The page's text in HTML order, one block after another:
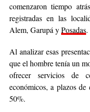
comenzaron tiempo
registradas en las
Alem, Garupá yPosadas.
Al analizar esas
que el hombre tenía un
ofrecer servicios de
económicos, a plazos
50%.